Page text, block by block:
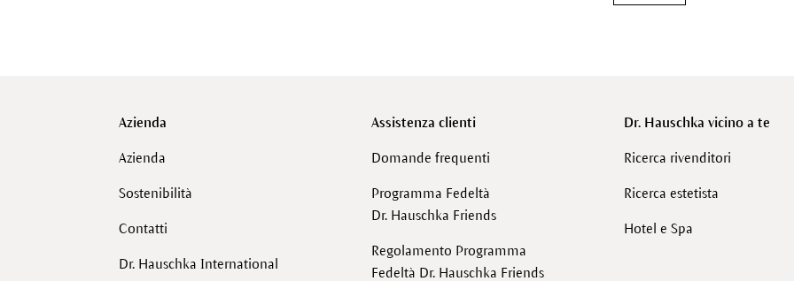
Azienda
Azienda
Sostenibilità
Contatti
Dr. Hauschka International
Assistenza clienti
Domande frequenti
Programma Fedeltà
Dr. Hauschka Friends
Regolamento Programma
Fedeltà Dr. Hauschka Friends
Dr. Hauschka vicino a te
Ricerca rivenditori
Ricerca estetista
Hotel e Spa